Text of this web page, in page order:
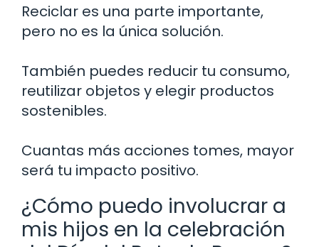
Reciclar es una parte importante,
pero no es la única solución.
También puedes reducir tu consumo,
reutilizar objetos y elegir productos
sostenibles.
Cuantas más acciones tomes, mayor
será tu impacto positivo.
¿Cómo puedo involucrar a
mis hijos en la celebración